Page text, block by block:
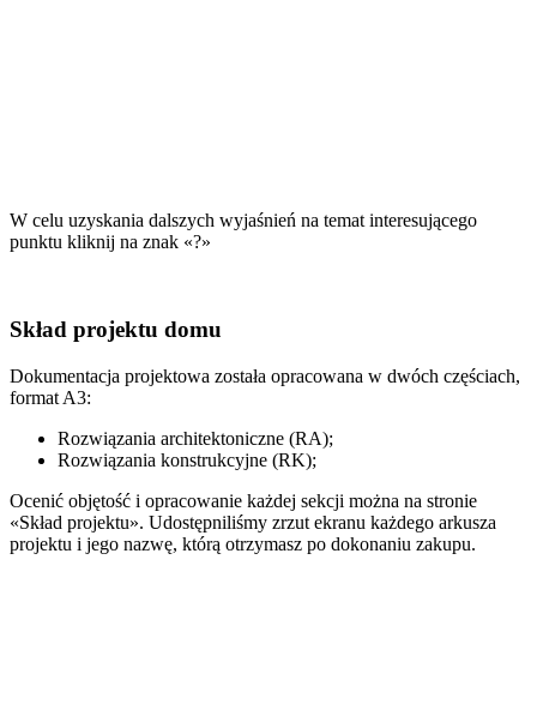
W celu uzyskania dalszych wyjaśnień na temat interesującego
punktu kliknij na znak «?»
Skład projektu domu
Dokumentacja projektowa została opracowana w dwóch częściach,
format A3:
Rozwiązania architektoniczne (RA);
Rozwiązania konstrukcyjne (RK);
Ocenić objętość i opracowanie każdej sekcji można na stronie
«Skład projektu». Udostępniliśmy zrzut ekranu każdego arkusza
projektu i jego nazwę, którą otrzymasz po dokonaniu zakupu.